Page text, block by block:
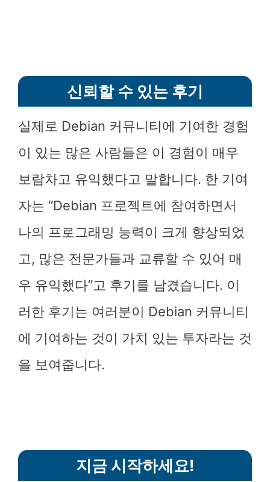
신뢰할 수 있는 후기
실제로 Debian 커뮤니티에 기여한 경험
이 있는 많은 사람들은 이 경험이 매우
보람차고 유익했다고 말합니다. 한 기여
자는 “Debian 프로젝트에 참여하면서
나의 프로그래밍 능력이 크게 향상되었
고, 많은 전문가들과 교류할 수 있어 매
우 유익했다”고 후기를 남겼습니다. 이
러한 후기는 여러분이 Debian 커뮤니티
에 기여하는 것이 가치 있는 투자라는 것
을 보여줍니다.
지금 시작하세요!